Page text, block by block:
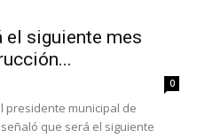
el siguiente mes
0
presidente municipal de
que será el siguiente